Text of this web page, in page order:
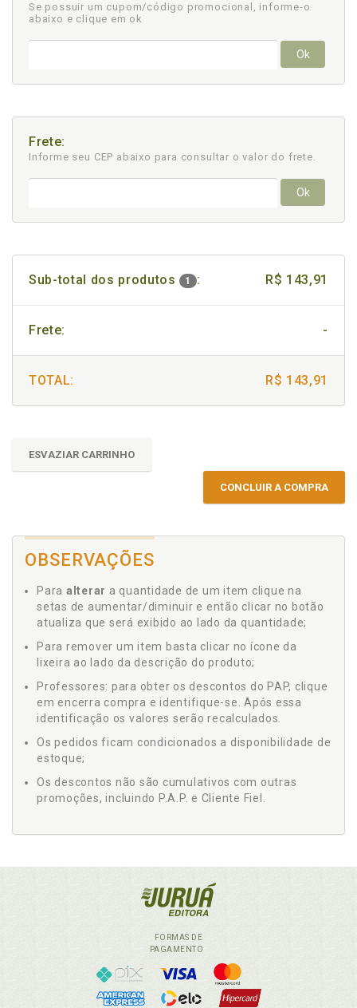
Se possuir um cupom/código promocional, informe-o
abaixo e clique em ok
Ok
Frete:
Informe seu CEP abaixo para consultar o valor do frete.
Ok
Sub-total dos produtos 1 : R$ 143,91
Frete: -
TOTAL: R$ 143,91
ESVAZIAR CARRINHO
CONCLUIR A COMPRA
OBSERVAÇÕES
Para alterar a quantidade de um item clique na
setas de aumentar/diminuir e então clicar no botão
atualiza que será exibido ao lado da quantidade;
Para remover um item basta clicar no ícone da
lixeira ao lado da descrição do produto;
Professores: para obter os descontos do PAP, clique
em encerra compra e identifique-se. Após essa
identificação os valores serão recalculados.
Os pedidos ficam condicionados a disponibilidade de
estoque;
Os descontos não são cumulativos com outras
promoções, incluindo P.A.P. e Cliente Fiel.
FORMAS DE
PAGAMENTO